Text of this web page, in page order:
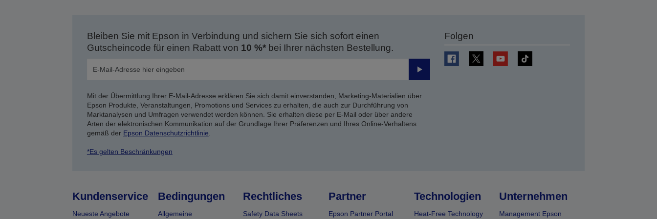
Bleiben Sie mit Epson in Verbindung und sichern Sie sich sofort einen
Gutscheincode für einen Rabatt von 10 %*bei Ihrer nächsten Bestellung.
Senden
Mit der Übermittlung Ihrer E-Mail-Adresse erklären Sie sich damit einverstanden, Marketing-Materialien über
Epson Produkte, Veranstaltungen, Promotions und Services zu erhalten, die auch zur Durchführung von
Marktanalysen und Umfragen verwendet werden können. Sie erhalten diese per E-Mail oder über andere
Arten der elektronischen Kommunikation auf der Grundlage Ihrer Präferenzen und Ihres Online-Verhaltens
gemäß der Epson Datenschutzrichtlinie
*Es gelten Beschränkungen
Folgen
Kundenservice
Neueste Angebote
Bedingungen
Allgemeine
Rechtliches
Safety Data Sheets
Partner
Epson Partner Portal
Technologien
Heat-Free Technology
Unternehmen
Management Epson